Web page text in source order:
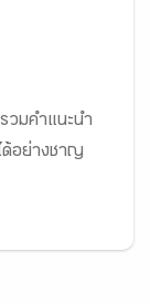
วมคำแนะนำ
ด้อย่างชาญ